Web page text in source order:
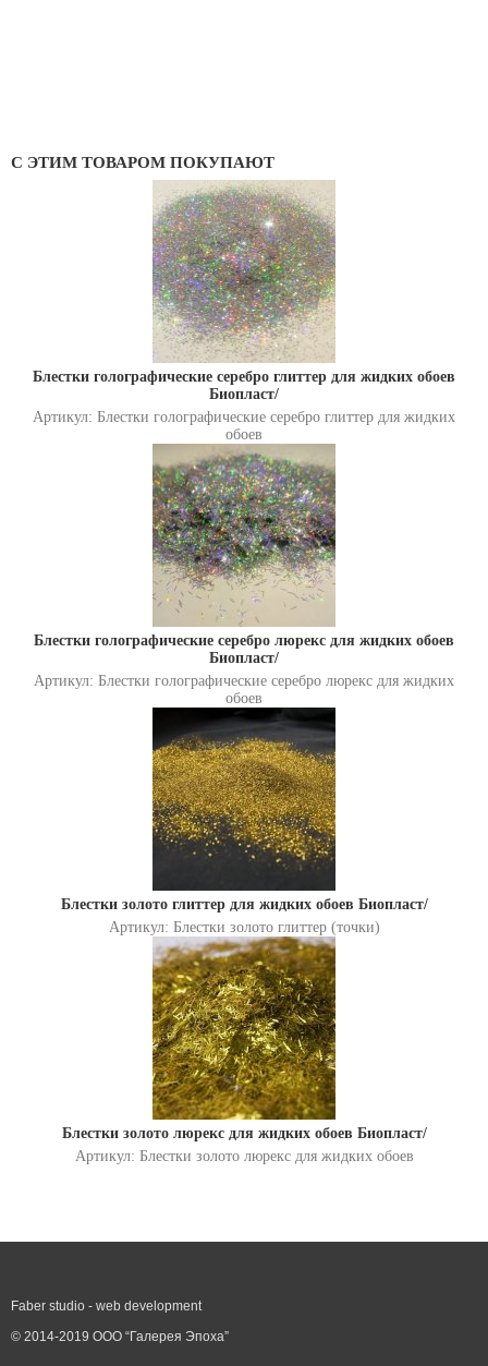
С ЭТИМ ТОВАРОМ ПОКУПАЮТ
Блестки голографические серебро глиттер для жидких обоев
Биопласт/
Артикул: Блестки голографические серебро глиттер для жидких
обоев
Блестки голографические серебро люрекс для жидких обоев
Биопласт/
Артикул: Блестки голографические серебро люрекс для жидких
обоев
Блестки золото глиттер для жидких обоев Биопласт/
Артикул: Блестки золото глиттер (точки)
Блестки золото люрекс для жидких обоев Биопласт/
Артикул: Блестки золото люрекс для жидких обоев
Faber studio - web development
© 2014-2019 ООО “Галерея Эпоха”